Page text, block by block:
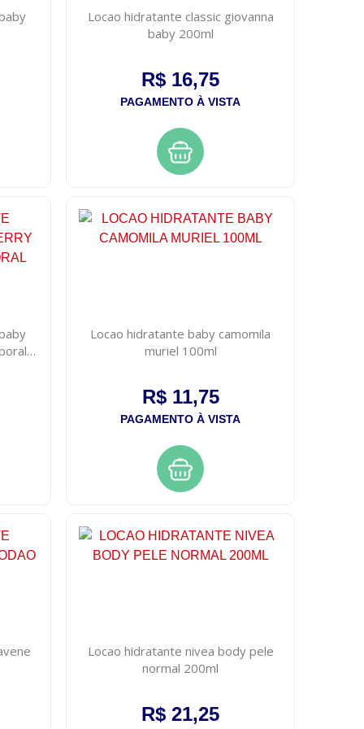
Locao hidratante classic giovanna
baby 200ml
R$ 16,75
PAGAMENTO À VISTA
Locao hidratante baby camomila
muriel 100ml
R$ 11,75
PAGAMENTO À VISTA
Locao hidratante nivea body pele
normal 200ml
R$ 21,25